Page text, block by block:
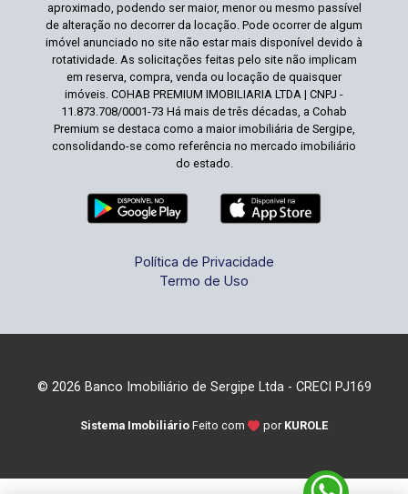
aproximado, podendo ser maior, menor ou mesmo passível
de alteração no decorrer da locação. Pode ocorrer de algum
imóvel anunciado no site não estar mais disponível devido à
rotatividade. As solicitações feitas pelo site não implicam
em reserva, compra, venda ou locação de quaisquer
imóveis. COHAB PREMIUM IMOBILIARIA LTDA | CNPJ -
11.873.708/0001-73 Há mais de três décadas, a Cohab
Premium se destaca como a maior imobiliária de Sergipe,
consolidando-se como referência no mercado imobiliário
do estado.
Política de Privacidade
Termo de Uso
© 2026 Banco Imobiliário de Sergipe Ltda - CRECI PJ169
Sistema Imobiliário Feito com por KUROLE